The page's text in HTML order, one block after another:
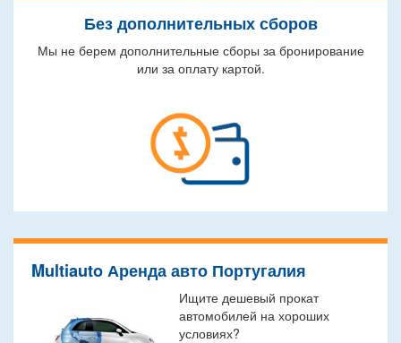
Без дополнительных сборов
Мы не берем дополнительные сборы за бронирование
или за оплату картой.
Multiauto Аренда авто Португалия
Ищите дешевый прокат
автомобилей на хороших
условиях?